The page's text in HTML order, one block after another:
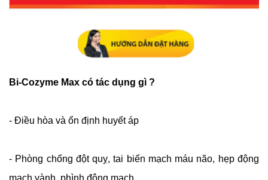
Bi-Cozyme Max có tác dụng gì ?
- Điều hòa và ổn định huyết áp
- Phòng chống đột quỵ, tai biến mạch máu não, hẹp động
mạch vành, phình động mạch.